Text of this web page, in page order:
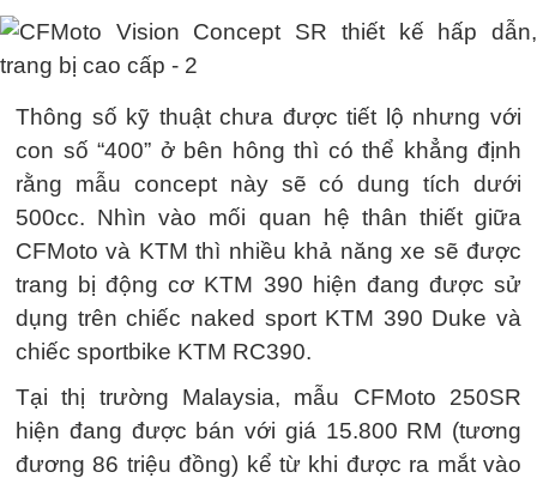
Thông số kỹ thuật chưa được tiết lộ nhưng với
con số “400” ở bên hông thì có thể khẳng định
rằng mẫu concept này sẽ có dung tích dưới
500cc. Nhìn vào mối quan hệ thân thiết giữa
CFMoto và KTM thì nhiều khả năng xe sẽ được
trang bị động cơ KTM 390 hiện đang được sử
dụng trên chiếc naked sport KTM 390 Duke và
chiếc sportbike KTM RC390.
Tại thị trường Malaysia, mẫu CFMoto 250SR
hiện đang được bán với giá 15.800 RM (tương
đương 86 triệu đồng) kể từ khi được ra mắt vào